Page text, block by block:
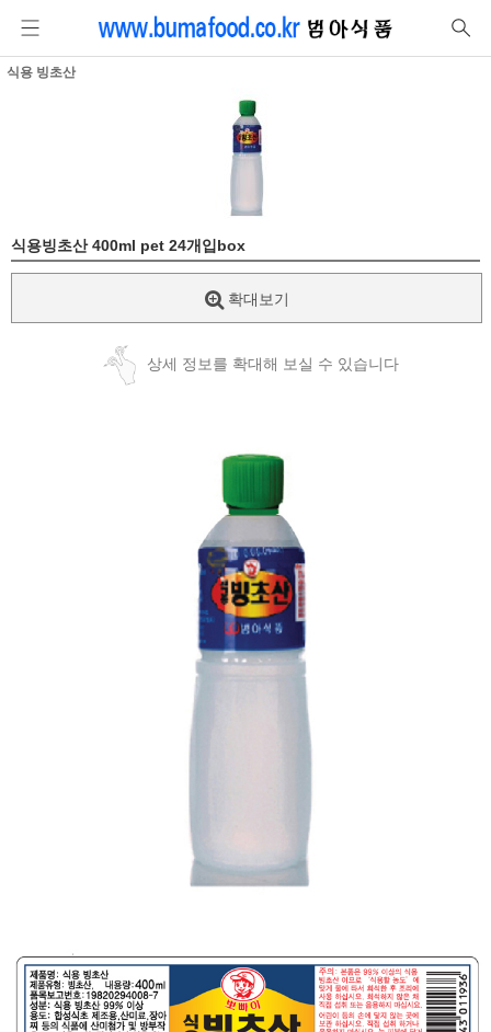
식용 빙초산
식용빙초산 400ml pet 24개입box
확대보기
상세 정보를 확대해 보실 수 있습니다